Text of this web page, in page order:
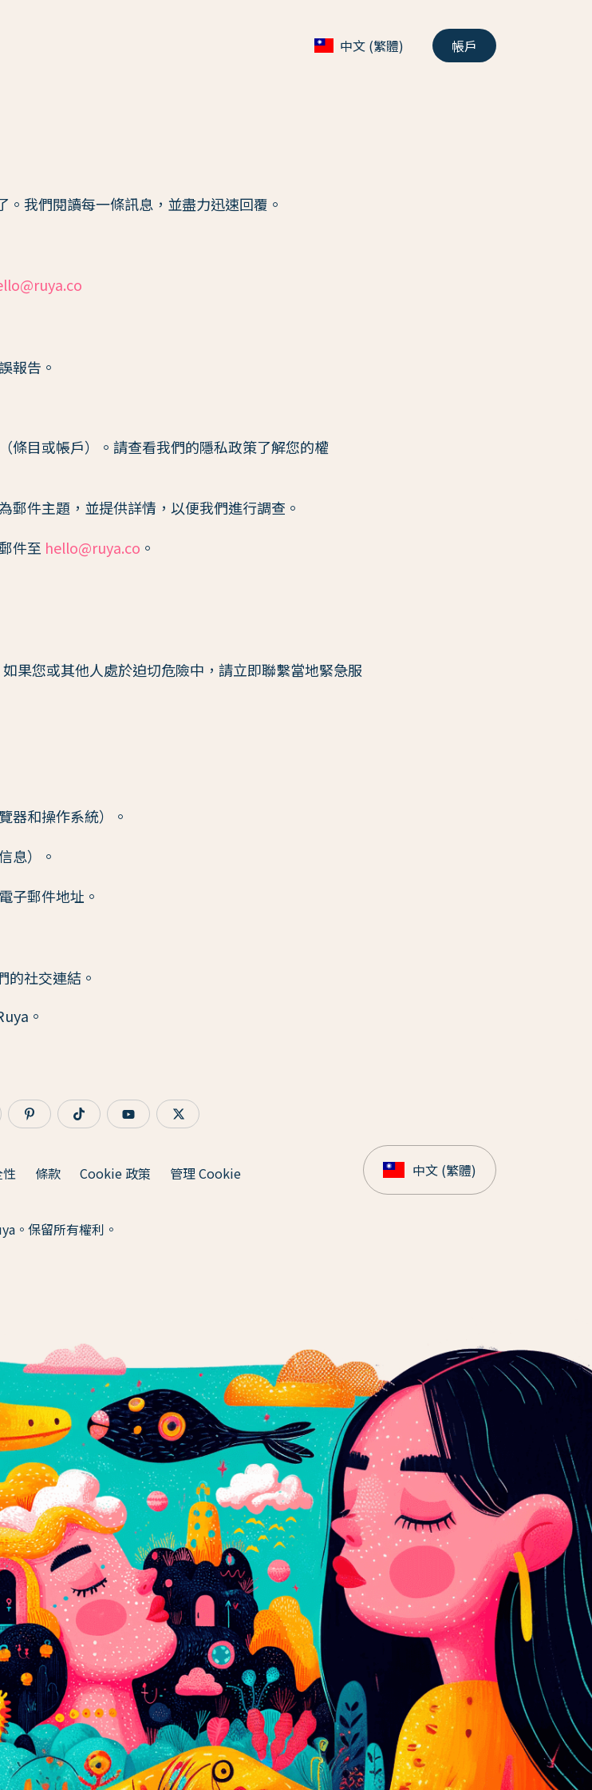
中文 (繁體) 帳戶
。我們閱讀每一條訊息，並盡力迅速回覆。
報告。
條目或帳戶）。請查看我們的隱私政策了解您的權
件主題，並提供詳情，以便我們進行調查。
件至 hello@ruya.co 。
果您或其他人處於迫切危險中，請立即聯繫當地緊急服
器和操作系統）。
息）。
子郵件地址。
的社交連結。
。
條款 Cookie 政策 管理 Cookie
。保留所有權利。
中文 (繁體)